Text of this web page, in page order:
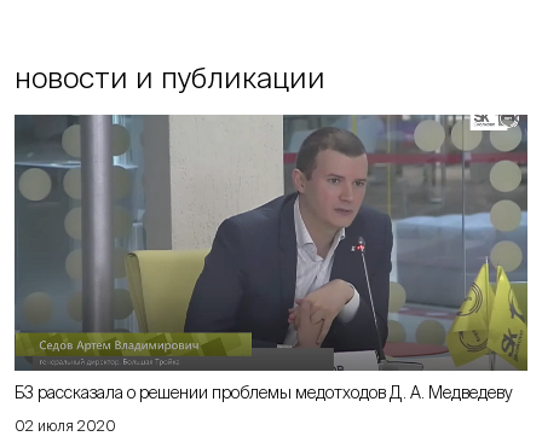
новости и публикации
02 июля 2020
Б3 рассказала о решении проблемы медотходов Д. А. Медведеву